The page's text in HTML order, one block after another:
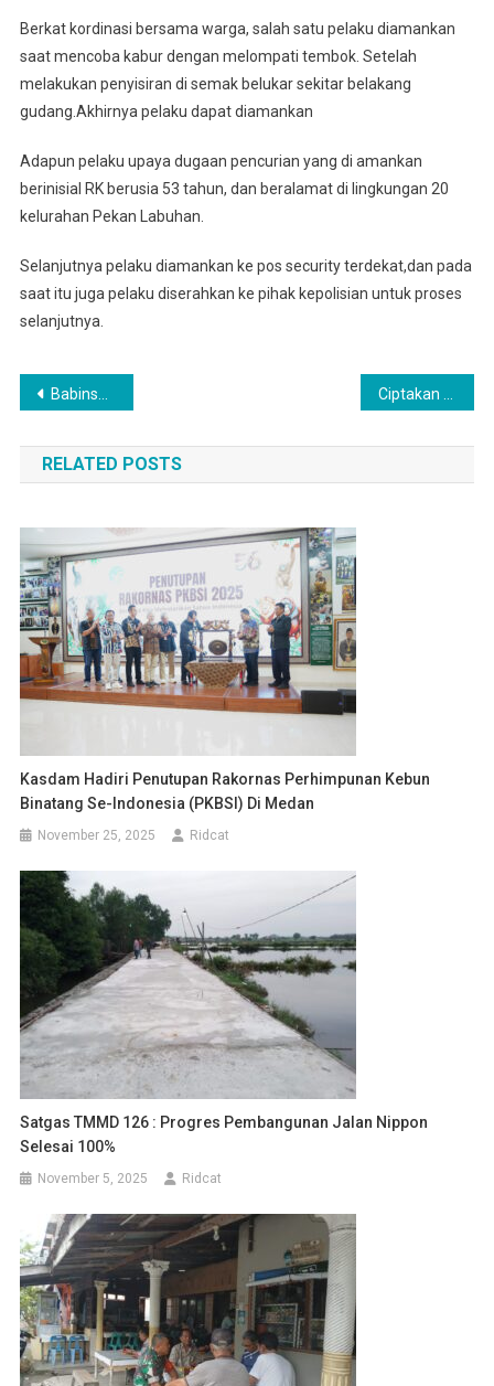
Berkat kordinasi bersama warga, salah satu pelaku diamankan
saat mencoba kabur dengan melompati tembok. Setelah
melakukan penyisiran di semak belukar sekitar belakang
gudang.Akhirnya pelaku dapat diamankan
Adapun pelaku upaya dugaan pencurian yang di amankan
berinisial RK berusia 53 tahun, dan beralamat di lingkungan 20
kelurahan Pekan Labuhan.
Selanjutnya pelaku diamankan ke pos security terdekat,dan pada
saat itu juga pelaku diserahkan ke pihak kepolisian untuk proses
selanjutnya.
Navigasi
pos
Babinsa Koramil 0201-02/MT Dampingi Penyaluran Program Makan Sehat Bergizi di Pulo Brayan Bengkel
RELATED POSTS
Kasdam Hadiri Penutupan Rakornas Perhimpunan Kebun
Binatang Se-Indonesia (PKBSI) Di Medan
November 25, 2025 Ridcat
Satgas TMMD 126 : Progres Pembangunan Jalan Nippon
Selesai 100%
November 5, 2025 Ridcat